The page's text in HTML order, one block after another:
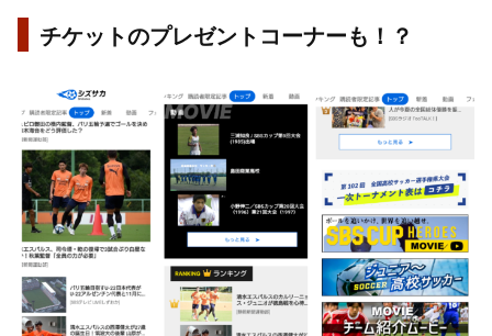
チケットのプレゼントコーナーも！？